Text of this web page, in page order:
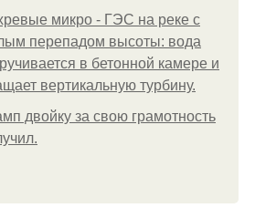
микро - ГЭС на реке с
перепадом высоты: вода
в бетонной камере и
вертикальную турбину.
двойку за свою грамотность